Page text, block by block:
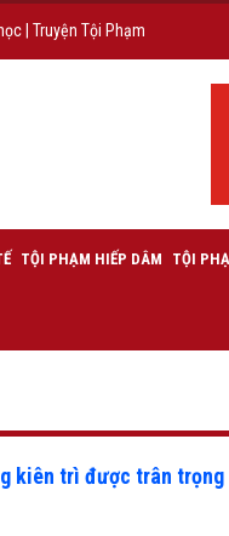
Truyện Tội Phạm
TỘI PHẠM HIẾP DÂM TỘI
kiên trì được trân trọng